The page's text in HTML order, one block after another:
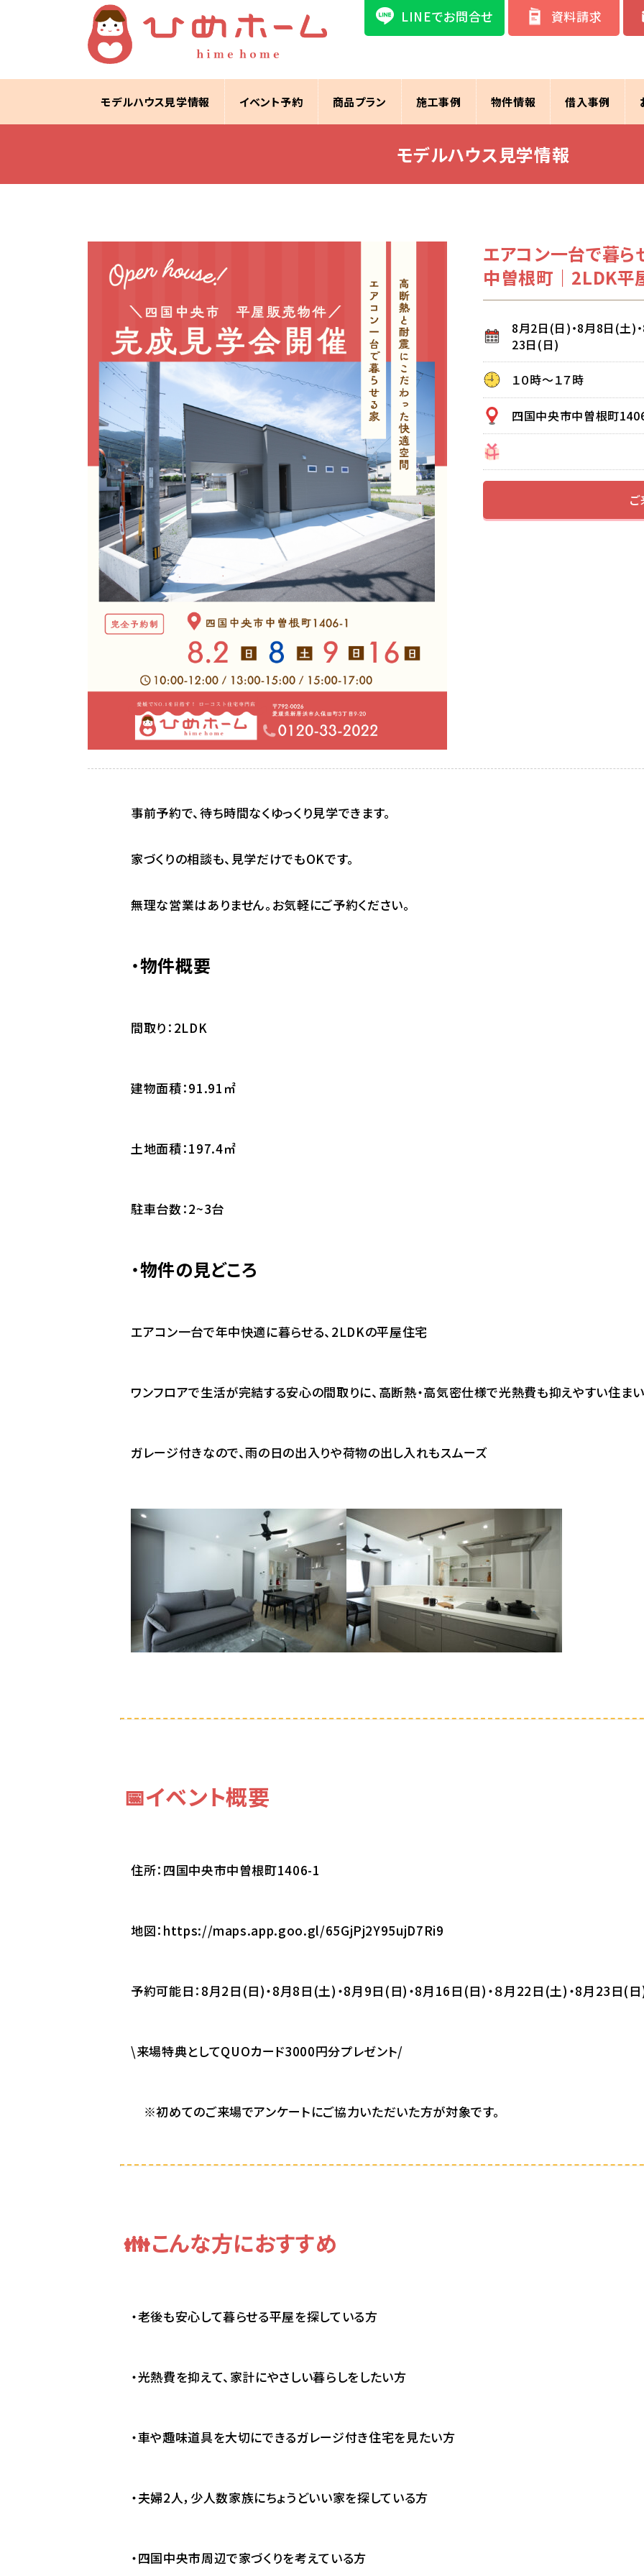
LINEでお問合せ 資料請求
モデルハウス見学情報 イベント予約 商品プラン 施工事例 物件情報 借入事例
モデルハウス見学情報
エアコン一台で暮
中曽根町｜2LDK平
8月2日(日)・8月8日(土)
23日(日)
１０時～１７時
四国中央市中曽根町
事前予約で、待ち時間なくゆっくり見学できます。
家づくりの相談も、見学だけでもOKです。
無理な営業はありません。お気軽にご予約ください。
・物件概要
間取り：2LDK
建物面積：91.91㎡
土地面積：197.4㎡
駐車台数：2~3台
・物件の見どころ
エアコン一台で年中快適に暮らせる、2LDKの平屋住宅
ワンフロアで生活が完結する安心の間取りに、高断熱・高気密仕様で光熱費も抑えやすい住まい
ガレージ付きなので、雨の日の出入りや荷物の出し入れもスムーズ
📅イベント概要
住所：四国中央市中曽根町1406-1
地図： https://maps.app.goo.gl/65GjPj2Y95ujD7Ri9
予約可能日：8月2日(日)・8月8日(土)・8月9日(日)・8月16日(日)・８月22日(土)・8月23日
\来場特典としてQUOカード3000円分プレゼント/
※初めてのご来場でアンケートにご協力いただいた方が対象です。
👪こんな方におすすめ
・老後も安心して暮らせる平屋を探している方
・光熱費を抑えて、家計にやさしい暮らしをしたい方
・車や趣味道具を大切にできるガレージ付き住宅を見たい方
・夫婦2人，少人数家族にちょうどいい家を探している方
・四国中央市周辺で家づくりを考えている方